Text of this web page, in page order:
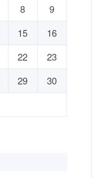
8
9
15
16
22
23
29
30